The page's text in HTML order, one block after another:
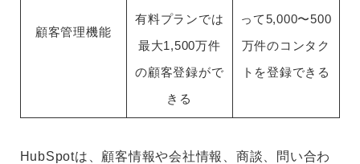
顧客管理機能
有料プランでは
最大1,500万件
の顧客登録がで
きる
って5,000〜500
万件のコンタク
トを登録できる
HubSpotは、顧客情報や会社情報、商談、問い合わ